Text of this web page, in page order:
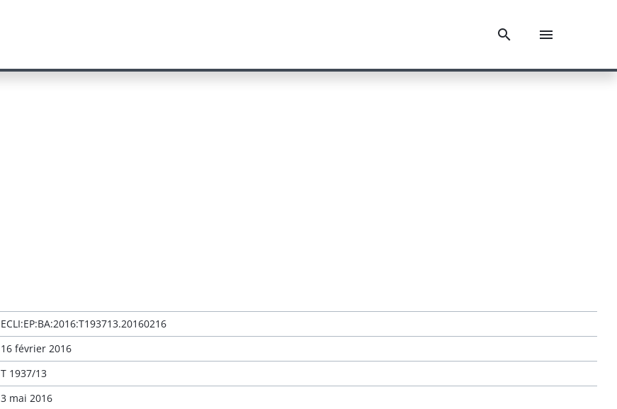
ECLI:EP:BA:2016:T193713.20160216
16 février 2016
T 1937/13
3 mai 2016